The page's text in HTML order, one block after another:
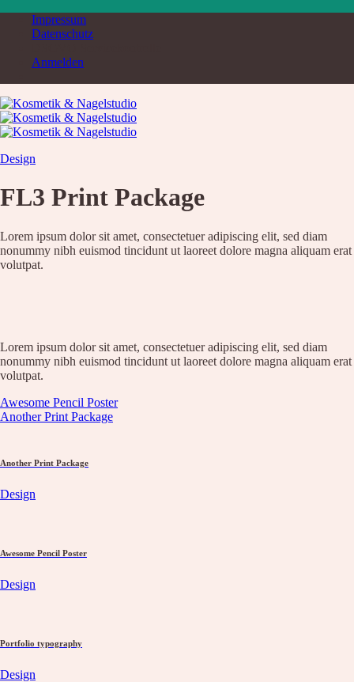
Impressum
Datenschutz
Anmelden
Menü
Suche
nach:
Service & Produkte
Service
Übersicht
Fußpflege
Waxing
Microblading
PMU Permanent Make Up
Wunschliste
Design
FL3 Print Package
Lorem ipsum dolor sit amet, consectetuer adipiscing elit, sed diam
nonummy nibh euismod tincidunt ut laoreet dolore magna aliquam erat
volutpat.
Lorem ipsum dolor sit amet, consectetuer adipiscing elit, sed diam
nonummy nibh euismod tincidunt ut laoreet dolore magna aliquam erat
volutpat.
Awesome Pencil Poster
Another Print Package
Another Print Package
Design
Awesome Pencil Poster
Design
Portfolio typography
Design